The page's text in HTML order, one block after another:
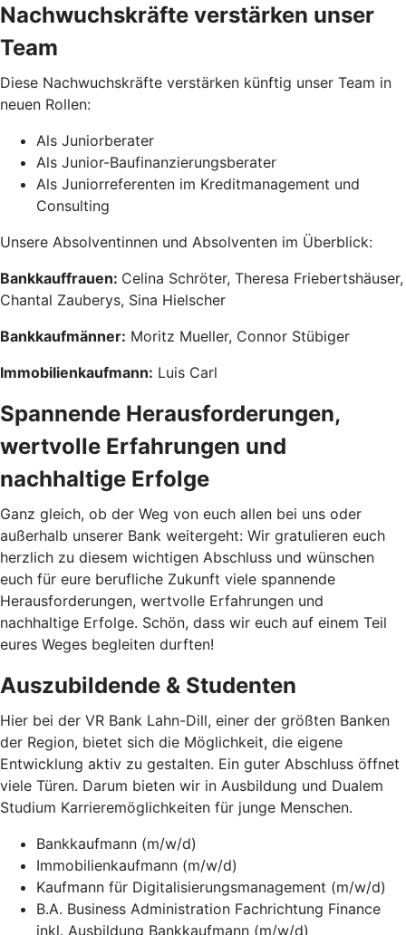
Nachwuchskräfte verstärken unser
Team
Diese Nachwuchskräfte verstärken künftig unser Team in
neuen Rollen:
Als Juniorberater
Als Junior-Baufinanzierungsberater
Als Juniorreferenten im Kreditmanagement und
Consulting
Unsere Absolventinnen und Absolventen im Überblick:
Bankkauffrauen: Celina Schröter, Theresa Friebertshäuser,
Chantal Zauberys, Sina Hielscher
Bankkaufmänner: Moritz Mueller, Connor Stübiger
Immobilienkaufmann: Luis Carl
Spannende Herausforderungen,
wertvolle Erfahrungen und
nachhaltige Erfolge
Ganz gleich, ob der Weg von euch allen bei uns oder
außerhalb unserer Bank weitergeht: Wir gratulieren euch
herzlich zu diesem wichtigen Abschluss und wünschen
euch für eure berufliche Zukunft viele spannende
Herausforderungen, wertvolle Erfahrungen und
nachhaltige Erfolge. Schön, dass wir euch auf einem Teil
eures Weges begleiten durften!
Auszubildende & Studenten
Hier bei der VR Bank Lahn-Dill, einer der größten Banken
der Region, bietet sich die Möglichkeit, die eigene
Entwicklung aktiv zu gestalten. Ein guter Abschluss öffnet
viele Türen. Darum bieten wir in Ausbildung und Dualem
Studium Karrieremöglichkeiten für junge Menschen.
Bankkaufmann (m/w/d)
Immobilienkaufmann (m/w/d)
Kaufmann für Digitalisierungsmanagement (m/w/d)
B.A. Business Administration Fachrichtung Finance
inkl. Ausbildung Bankkaufmann (m/w/d)